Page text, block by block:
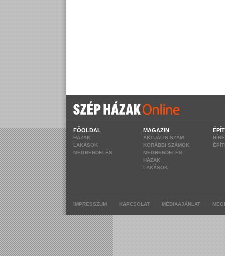
FŐOLDAL
HÁZAK
LAKÁSOK
MEGRENDELÉS
MAGAZIN
AKTUÁLIS SZÁM
KORÁBBI SZÁMOK
MEGRENDELÉS
HÁZAK
LAKÁSOK
IMPRESSZUM KAPCSOLAT MÉDIAAJÁNLAT